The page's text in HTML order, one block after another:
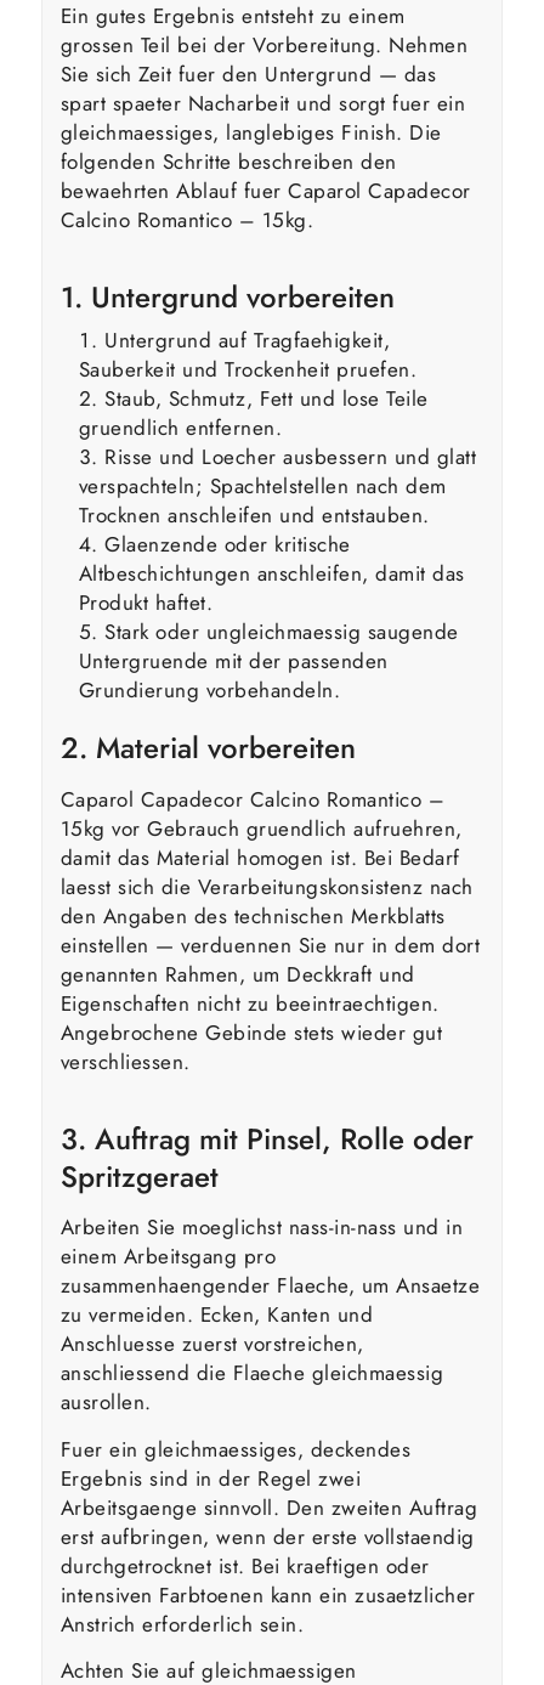
Ein gutes Ergebnis entsteht zu einem
grossen Teil bei der Vorbereitung. Nehmen
Sie sich Zeit fuer den Untergrund — das
spart spaeter Nacharbeit und sorgt fuer ein
gleichmaessiges, langlebiges Finish. Die
folgenden Schritte beschreiben den
bewaehrten Ablauf fuer Caparol Capadecor
Calcino Romantico – 15kg.
1. Untergrund vorbereiten
Untergrund auf Tragfaehigkeit,
Sauberkeit und Trockenheit pruefen.
Staub, Schmutz, Fett und lose Teile
gruendlich entfernen.
Risse und Loecher ausbessern und glatt
verspachteln; Spachtelstellen nach dem
Trocknen anschleifen und entstauben.
Glaenzende oder kritische
Altbeschichtungen anschleifen, damit das
Produkt haftet.
Stark oder ungleichmaessig saugende
Untergruende mit der passenden
Grundierung vorbehandeln.
2. Material vorbereiten
Caparol Capadecor Calcino Romantico –
15kg vor Gebrauch gruendlich aufruehren,
damit das Material homogen ist. Bei Bedarf
laesst sich die Verarbeitungskonsistenz nach
den Angaben des technischen Merkblatts
einstellen — verduennen Sie nur in dem dort
genannten Rahmen, um Deckkraft und
Eigenschaften nicht zu beeintraechtigen.
Angebrochene Gebinde stets wieder gut
verschliessen.
3. Auftrag mit Pinsel, Rolle oder
Spritzgeraet
Arbeiten Sie moeglichst nass-in-nass und in
einem Arbeitsgang pro
zusammenhaengender Flaeche, um Ansaetze
zu vermeiden. Ecken, Kanten und
Anschluesse zuerst vorstreichen,
anschliessend die Flaeche gleichmaessig
ausrollen.
Fuer ein gleichmaessiges, deckendes
Ergebnis sind in der Regel zwei
Arbeitsgaenge sinnvoll. Den zweiten Auftrag
erst aufbringen, wenn der erste vollstaendig
durchgetrocknet ist. Bei kraeftigen oder
intensiven Farbtoenen kann ein zusaetzlicher
Anstrich erforderlich sein.
Achten Sie auf gleichmaessigen